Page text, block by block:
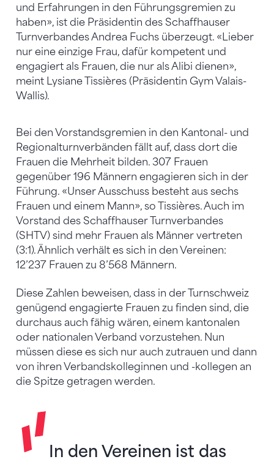
und Erfahrungen in den Führungsgremien zu
haben», ist die Präsidentin des Schaffhauser
Turnverbandes Andrea Fuchs überzeugt. «Lieber
nur eine einzige Frau, dafür kompetent und
engagiert als Frauen, die nur als Alibi dienen»,
meint Lysiane Tissières (Präsidentin Gym Valais-
Wallis).
Bei den Vorstandsgremien in den Kantonal- und
Regionalturnverbänden fällt auf, dass dort die
Frauen die Mehrheit bilden. 307 Frauen
gegenüber 196 Männern engagieren sich in der
Führung. «Unser Ausschuss besteht aus sechs
Frauen und einem Mann», so Tissières. Auch im
Vorstand des Schaffhauser Turnverbandes
(SHTV) sind mehr Frauen als Männer vertreten
(3:1). Ähnlich verhält es sich in den Vereinen:
12’237 Frauen zu 8’568 Männern.
Diese Zahlen beweisen, dass in der Turnschweiz
genügend engagierte Frauen zu finden sind, die
durchaus auch fähig wären, einem kantonalen
oder nationalen Verband vorzustehen. Nun
müssen diese es sich nur auch zutrauen und dann
von ihren Verbandskolleginnen und -kollegen an
die Spitze getragen werden.
In den Vereinen ist das